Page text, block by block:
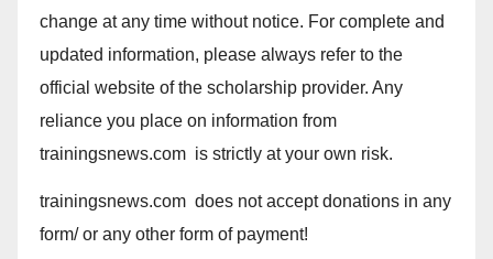
change at any time without notice. For complete and
updated information, please always refer to the
official website of the scholarship provider. Any
reliance you place on information from
trainingsnews.com is strictly at your own risk.
trainingsnews.com does not accept donations in any
form/ or any other form of payment!